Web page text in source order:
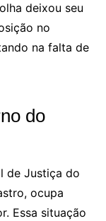
deixou seu
no
na falta de
do
de Justiça do
ocupa
Essa situação